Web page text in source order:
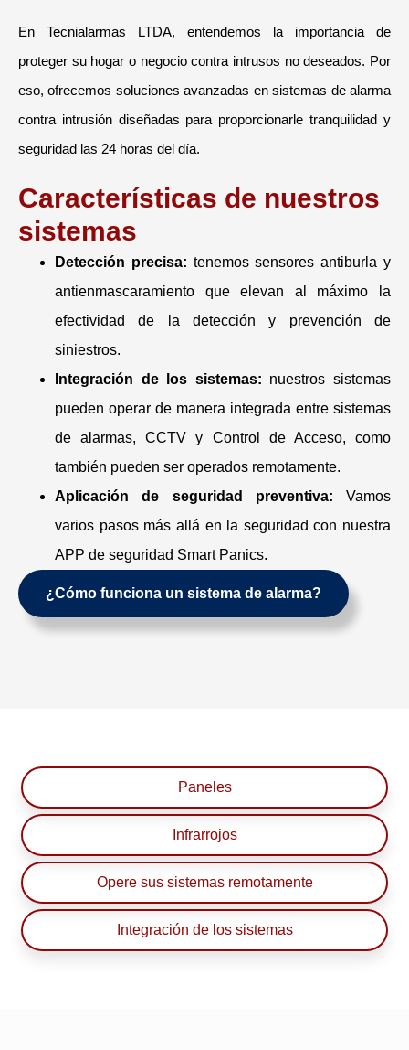
En Tecnialarmas LTDA, entendemos la importancia de
proteger su hogar o negocio contra intrusos no deseados. Por
eso, ofrecemos soluciones avanzadas en sistemas de alarma
contra intrusión diseñadas para proporcionarle tranquilidad y
seguridad las 24 horas del día.
Características de nuestros
sistemas
Detección precisa: tenemos sensores antiburla y
antienmascaramiento que elevan al máximo la
efectividad de la detección y prevención de
siniestros.
Integración de los sistemas: nuestros sistemas
pueden operar de manera integrada entre sistemas
de alarmas, CCTV y Control de Acceso, como
también pueden ser operados remotamente.
Aplicación de seguridad preventiva: Vamos
varios pasos más allá en la seguridad con nuestra
APP de seguridad Smart Panics.
¿Cómo funciona un sistema de alarma?
Paneles
Infrarrojos
Opere sus sistemas remotamente
Integración de los sistemas